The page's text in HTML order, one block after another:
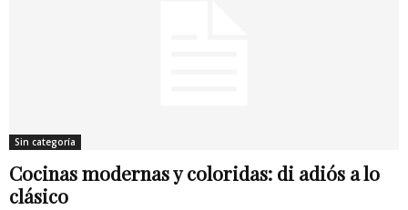
Sin categoría
Cocinas modernas y coloridas: di adiós a lo
clásico